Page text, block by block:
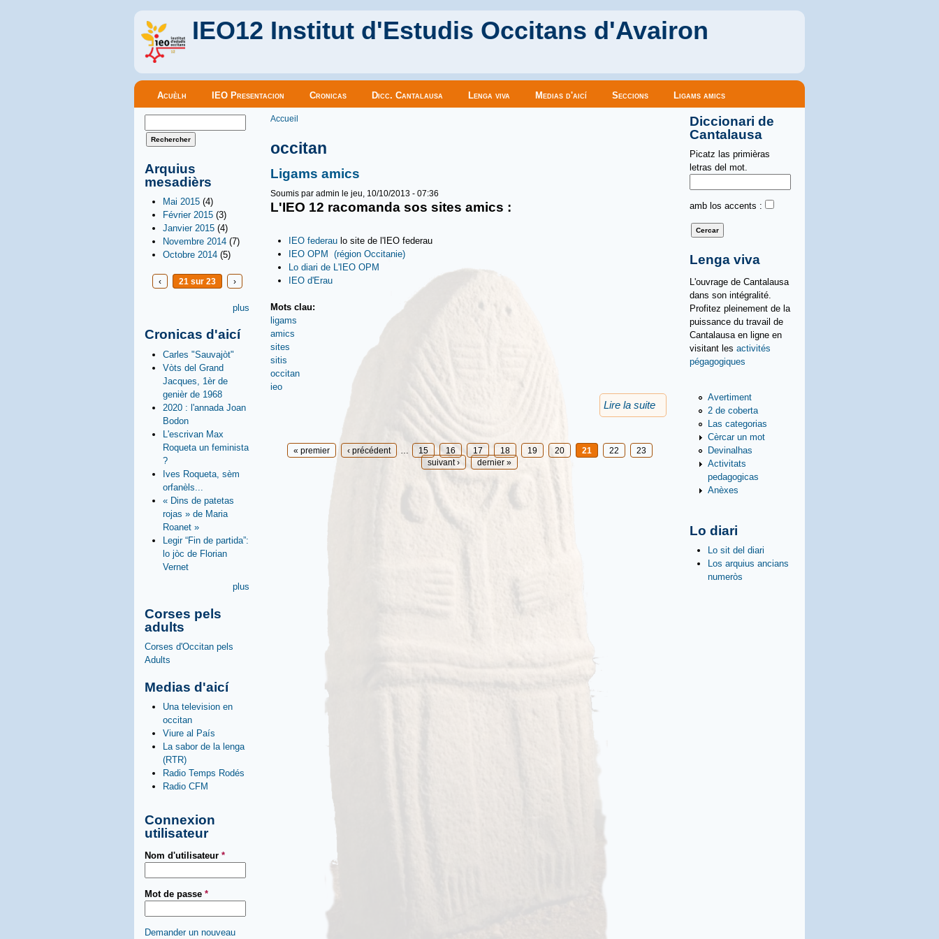
IEO12 Institut d'Estudis Occitans d'Avairon
Menu principal
Acuèlh IEO Presentacion Cronicas Dicc. Cantalausa Lenga viva Medias d'aicí Seccions Ligams amics
Formulaire de recherche
Arquius
mesadièrs
Mai 2015 (4)
Février 2015 (3)
Janvier 2015 (4)
Novembre 2014 (7)
Octobre 2014 (5)
‹ 21 sur 23 ›
plus
Cronicas d'aicí
Carles "Sauvajòt"
Vòts del Grand
Jacques, 1èr de
genièr de 1968
2020 : l'annada Joan
Bodon
L'escrivan Max
Roqueta un feminista
?
Ives Roqueta, sèm
orfanèls...
« Dins de patetas
rojas » de Maria
Roanet »
Legir “Fin de partida”:
lo jòc de Florian
Vernet
plus
Corses pels
adults
Corses d'Occitan pels
Adults
Medias d'aicí
Una television en
occitan
Viure al País
La sabor de la lenga
(RTR)
Radio Temps Rodés
Radio CFM
Connexion
utilisateur
Nom d'utilisateur *
Mot de passe *
Demander un nouveau
Vous êtes ici
Accueil
occitan
Ligams amics
Soumis par admin le jeu, 10/10/2013 - 07:36
L'IEO 12 racomanda sos sites amics :
IEO federau lo site de l'IEO federau
IEO OPM (région Occitanie)
Lo diari de L'IEO OPM
IEO d'Erau
Mots clau:
ligams
amics
sites
sitis
occitan
ieo
Lire la suite de Ligams amics
Pages« premier ‹ précédent 15 16 17 18 19 20 21 22
23
suivant ›
dernier »
Diccionari de
Cantalausa
Picatz las primièras
letras del mot.
amb los accents :
Lenga viva
L'ouvrage de Cantalausa
dans son intégralité.
Profitez pleinement de la
puissance du travail de
Cantalausa en ligne en
visitant les activités
pégagogiques
Avertiment
2 de coberta
Las categorias
Cèrcar un mot
Devinalhas
Activitats
pedagogicas
Anèxes
Lo diari
Lo sit del diari
Los arquius ancians
numeròs